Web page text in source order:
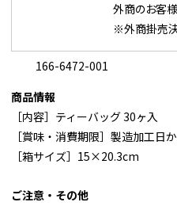
外商のお客
※外商掛売
166-6472-001
商品情報
［内容］ティーバッグ 30ヶ入
［賞味・消費期限］製造加工日
［箱サイズ］15×20.3cm
ご注意・その他